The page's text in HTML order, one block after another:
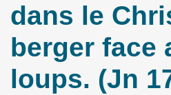
dans le
berger face
loups. (Jn